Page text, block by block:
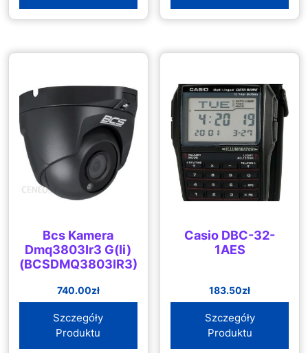
Bcs Kamera
Dmq3803Ir3 G(Ii)
(BCSDMQ3803IR3)
740.00zł
Szczegóły
Produktu
Casio DBC-32-
1AES
183.50zł
Szczegóły
Produktu